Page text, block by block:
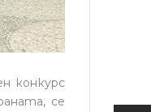
конкурс
се